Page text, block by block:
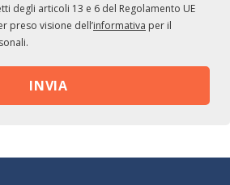
degli articoli 13 e 6 del Regolamento UE
preso visione dell’informativa per il